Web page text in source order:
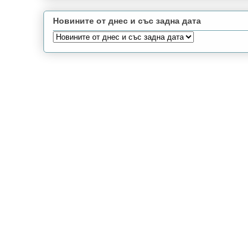
Новините от днес и със задна дата